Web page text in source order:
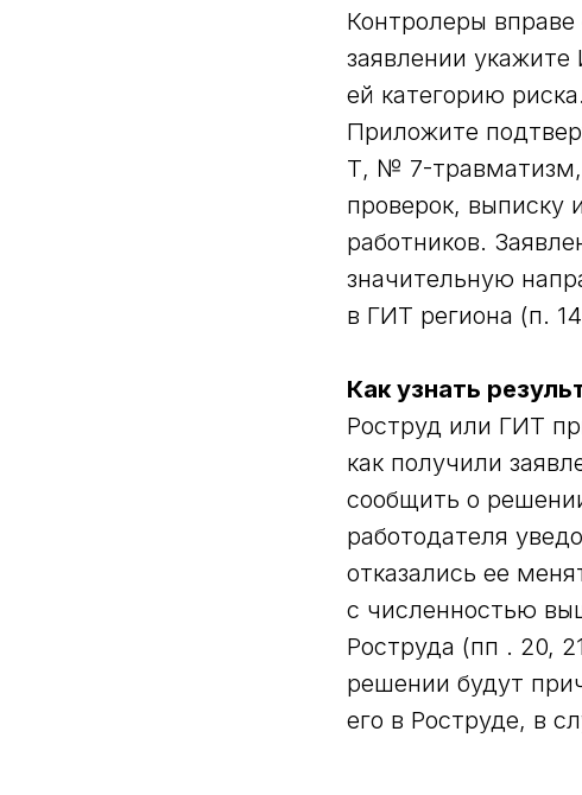
Контролеры
заявлении
ей категорию риска.
Приложите
Т, № 7-травматизм,
проверок, выписку
работников.
значительную
в ГИТ региона (п.
Как узнать
Роструд или ГИТ
как получили
сообщить о
работодателя
отказались ее
с численностью
Роструда (пп . 20,
решении будут
его в Роструде, в